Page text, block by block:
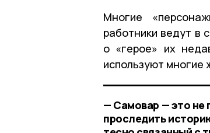
Многие
работники ведут в
о «герое» их
используют многие
— Самовар — это не
проследить